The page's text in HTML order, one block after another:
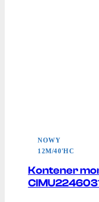
NOWY
12M/40'HC
Kontener